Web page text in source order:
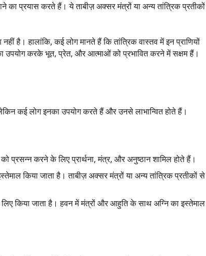
प्रयास करते हैं। ये ताबीज़ अक्सर मंत्रों या अन्य तांत्रिक प्रतीकों
है। हालांकि,कई लोग मानते हैं कि तांत्रिक वास्तव में इन प्राणियों
उपयोग करके भूत,प्रेत, और आत्माओं को प्रभावित करने में सक्षम हैं।
कई लोग इनका उपयोग करते हैं और उनसे लाभान्वित होते हैं।
प्रसन्न करने के लिए प्रार्थना,मंत्र, और अनुष्ठान शामिल होते हैं।
किया जाता है। ताबीज़ अक्सर मंत्रों या अन्य तांत्रिक प्रतीकों से
किया जाता है। हवन में मंत्रों और आहुति के साथ अग्नि का इस्तेमाल